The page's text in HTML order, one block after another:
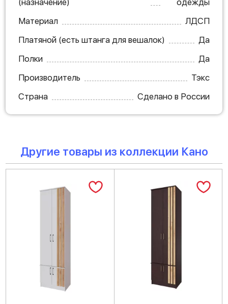
(назначение)
одежды
Материал
ЛДСП
Платяной (есть штанга для вешалок)
Да
Полки
Да
Производитель
Тэкс
Страна
Сделано в России
Другие товары из коллекции Кано